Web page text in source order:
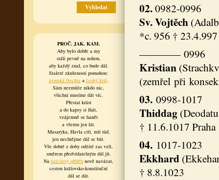
PROČ. JAK. KAM.
Aby bylo dobře a my
stáli pevně na nohou,
aby každý znal, co bude dál.
Staleté zkušenosti pomohou:
zemská šlechtaa český král.
Sám nezmůže nikdo nic,
všichni musíme dát víc.
Přestat krást
a do kapsy si lhát,
vzájemně se hanět
a všemu jen lát.
Masaryka, Havla ctít, mít rád,
jen nechtějme dál se bát.
Vše dobré z doby odžité zas vzít,
směrem předvídatelným dál jít.
Na tisíciletý příběh nově navázat,
cestou královsko-konstituční
dál se dát.
02.0982-0996
Sv. Vojtěch
*c. 956 †
———— 0996
Kristian
(zemřel při
03.0998-1017
Thiddag
† 11.6.1017 Praha
04. 1017-1023
Ekkhard
† 8.8.1023